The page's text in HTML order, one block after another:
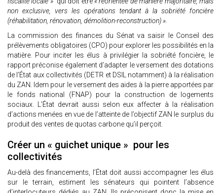
non exclusive, vers les opérations tendant à la sobriété foncière
(réhabilitation, rénovation, démolition-reconstruction) ».
La commission des finances du Sénat va saisir le Conseil des
prélèvements obligatoires (CPO) pour explorer les possibilités en la
matière. Pour inciter les élus à privilégier la sobriété foncière, le
rapport préconise également d’adapter le versement des dotations
de l’État aux collectivités (DETR et DSIL notamment) à la réalisation
du ZAN. Idem pour le versement des aides à la pierre apportées par
le fonds national (FNAP) pour la construction de logements
sociaux. L’État devrait aussi selon eux affecter à la réalisation
d’actions menées en vue de l’atteinte de l’objectif ZAN le surplus du
produit des ventes de quotas carbone qu’il perçoit.
Créer un « guichet unique » pour les
collectivités
Au-delà des financements, l’État doit aussi accompagner les élus
sur le terrain, estiment les sénateurs qui pointent l’absence